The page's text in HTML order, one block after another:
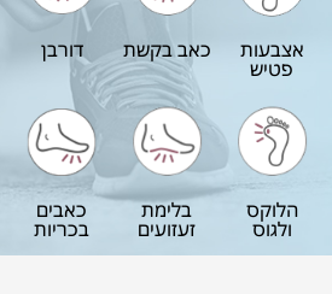
אצבעות
פטיש
כאב בקשת דורבן
הלוקס
ולגוס
בלימת
זעזועים
כאבים
בכריות